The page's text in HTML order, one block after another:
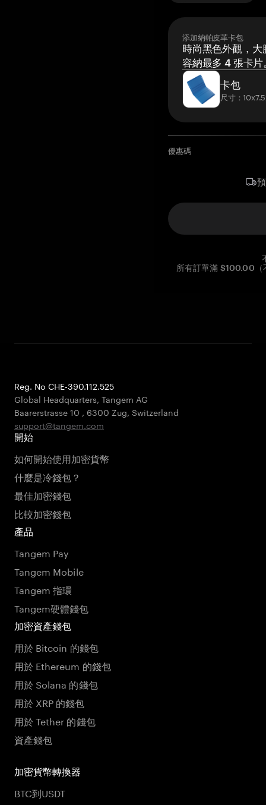
添加納帕皮革卡包
時尚黑色外觀，大
容納最多 4 張卡片
卡包
尺寸：
優惠碼
所有訂單滿 $100.00（
Reg. No CHE-390.112.525
Global Headquarters, Tangem AG
Baarerstrasse 10 , 6300 Zug, Switzerland
support@tangem.com
開始
如何開始使用加密貨幣
什麼是冷錢包？
最佳加密錢包
比較加密錢包
產品
Tangem Pay
Tangem Mobile
Tangem 指環
Tangem硬體錢包
加密資產錢包
用於 Bitcoin 的錢包
用於 Ethereum 的錢包
用於 Solana 的錢包
用於 XRP 的錢包
用於 Tether 的錢包
資產錢包
加密貨幣轉換器
BTC到USDT